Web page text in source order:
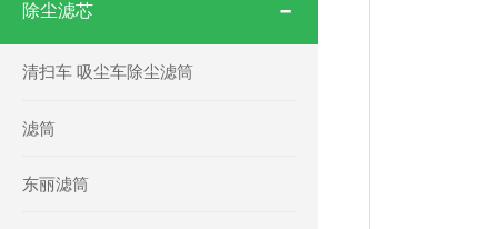
除尘滤芯
清扫车 吸尘车除尘滤筒
滤筒
东丽滤筒